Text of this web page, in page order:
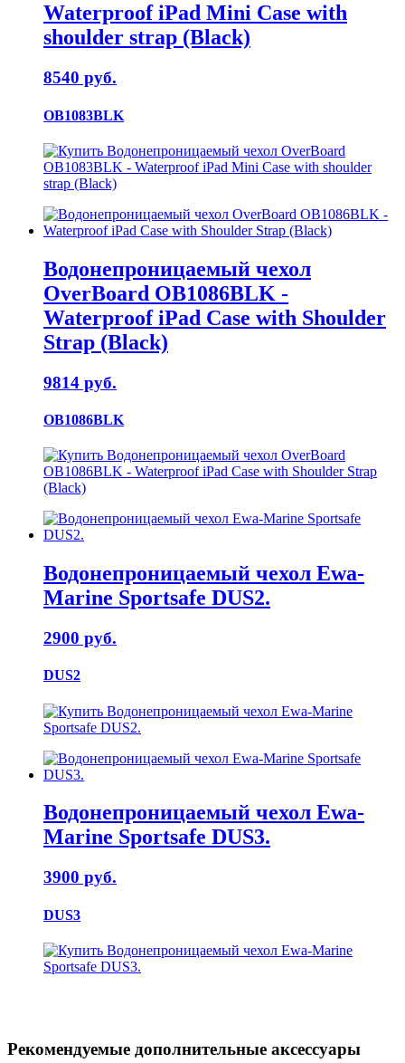
Waterproof iPad Mini Case with
shoulder strap (Black)
8540 руб.
OB1083BLK
Водонепроницаемый чехол
OverBoard OB1086BLK -
Waterproof iPad Case with Shoulder
Strap (Black)
9814 руб.
OB1086BLK
Водонепроницаемый чехол Ewa-
Marine Sportsafe DUS2.
2900 руб.
DUS2
Водонепроницаемый чехол Ewa-
Marine Sportsafe DUS3.
3900 руб.
DUS3
Рекомендуемые дополнительные аксессуары